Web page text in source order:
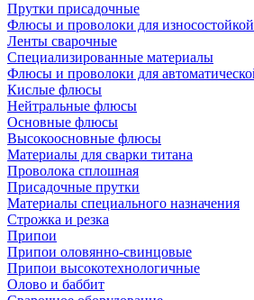
Прутки присадочные
Флюсы и проволоки для
Ленты сварочные
Специализированные материалы
Флюсы и проволоки для
Кислые флюсы
Нейтральные флюсы
Основные флюсы
Высокоосновные флюсы
Материалы для сварки титана
Проволока сплошная
Присадочные прутки
Материалы специального назначения
Строжка и резка
Припои
Припои оловянно-свинцовые
Припои высокотехнологичные
Олово и баббит